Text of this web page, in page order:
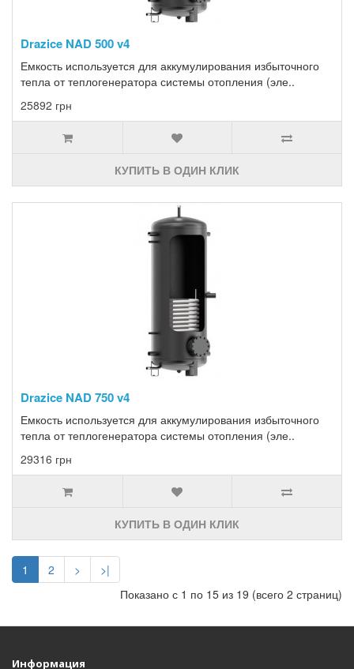
Drazice NAD 500 v4
Емкость используется для аккумулирования избыточного
тепла от теплогенератора системы отопления (эле..
25892 грн
КУПИТЬ В ОДИН КЛИК
Drazice NAD 750 v4
Емкость используется для аккумулирования избыточного
тепла от теплогенератора системы отопления (эле..
29316 грн
КУПИТЬ В ОДИН КЛИК
1 2 >
>|
Показано с 1 по 15 из 19 (всего 2 страниц)
Информация